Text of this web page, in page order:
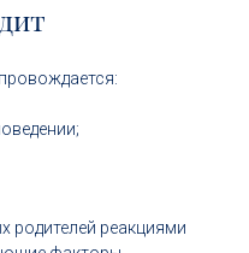
родителей реакциями